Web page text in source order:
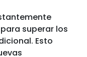
superar los
Esto